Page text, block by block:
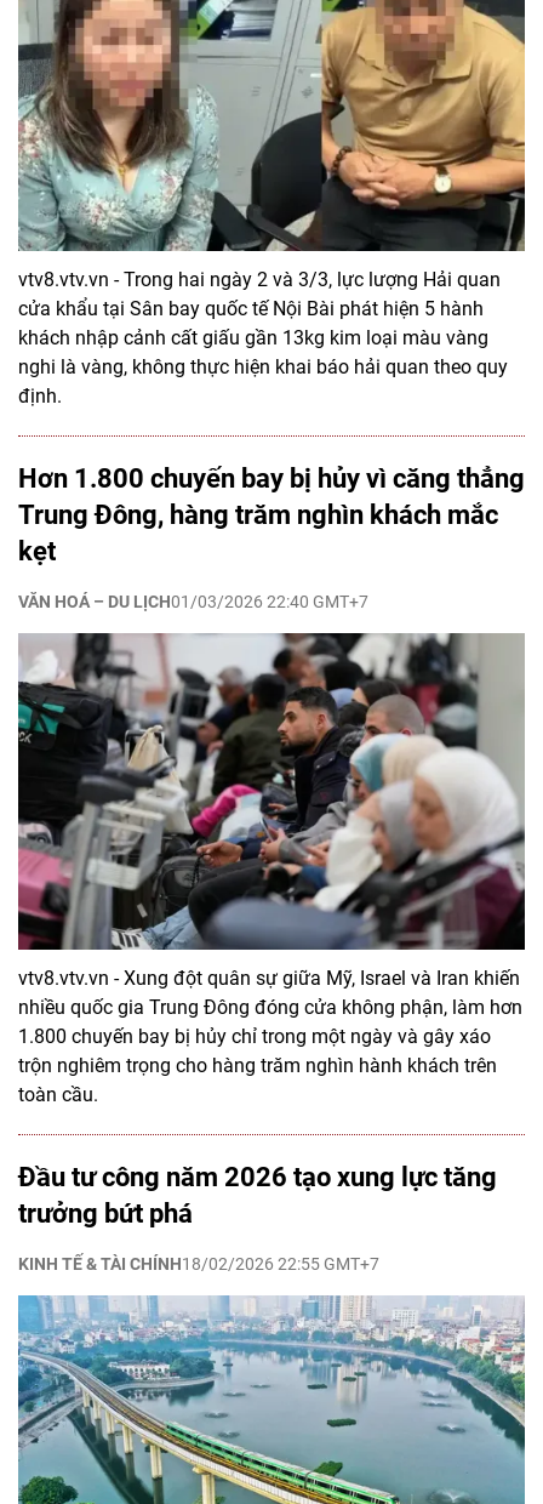
vtv8.vtv.vn - Trong hai ngày 2 và 3/3, lực lượng Hải quan
cửa khẩu tại Sân bay quốc tế Nội Bài phát hiện 5 hành
khách nhập cảnh cất giấu gần 13kg kim loại màu vàng
nghi là vàng, không thực hiện khai báo hải quan theo quy
định.
Hơn 1.800 chuyến bay bị hủy vì căng thẳng
Trung Đông, hàng trăm nghìn khách mắc
kẹt
VĂN HOÁ – DU LỊCH01/03/2026 22:40 GMT+7
vtv8.vtv.vn - Xung đột quân sự giữa Mỹ, Israel và Iran khiến
nhiều quốc gia Trung Đông đóng cửa không phận, làm hơn
1.800 chuyến bay bị hủy chỉ trong một ngày và gây xáo
trộn nghiêm trọng cho hàng trăm nghìn hành khách trên
toàn cầu.
Đầu tư công năm 2026 tạo xung lực tăng
trưởng bứt phá
KINH TẾ & TÀI CHÍNH18/02/2026 22:55 GMT+7